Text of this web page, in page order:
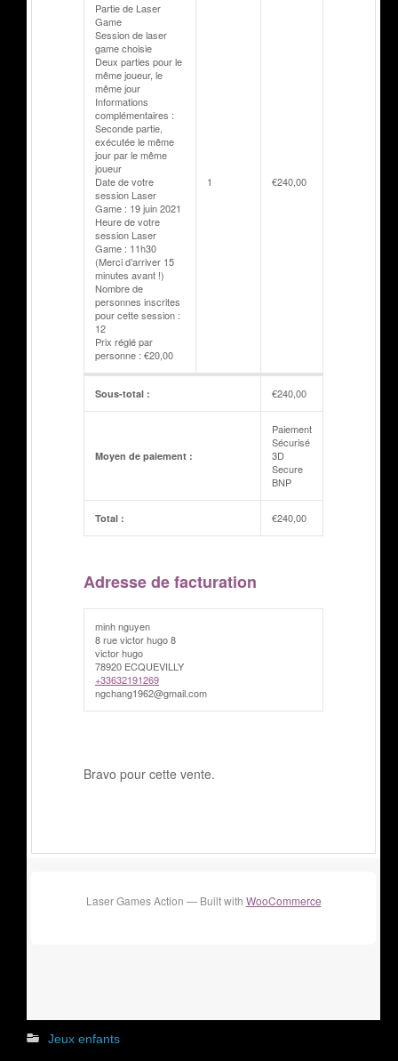
Partie de Laser
Game
Session de laser
game choisie
Deux parties pour le
même joueur, le
même jour
Informations
complémentaires :
Seconde partie,
exécutée le même
jour par le même
joueur
Date de votre
session Laser
Game : 19 juin 2021
Heure de votre
session Laser
Game : 11h30
(Merci d’arriver 15
minutes avant !)
Nombre de
personnes inscrites
pour cette session :
12
Prix réglé par
personne : €20,00
1 €240,00
Sous-total : €240,00
Moyen de paiement :
Paiement
Sécurisé
3D
Secure
BNP
Total : €240,00
Adresse de facturation
minh nguyen
8 rue victor hugo 8
victor hugo
78920 ECQUEVILLY
+33632191269
ngchang1962@gmail.com
Bravo pour cette vente.
Laser Games Action — Built with WooCommerce
Jeux enfants